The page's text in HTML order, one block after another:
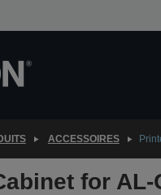
ACCESSOIRES
for AL-